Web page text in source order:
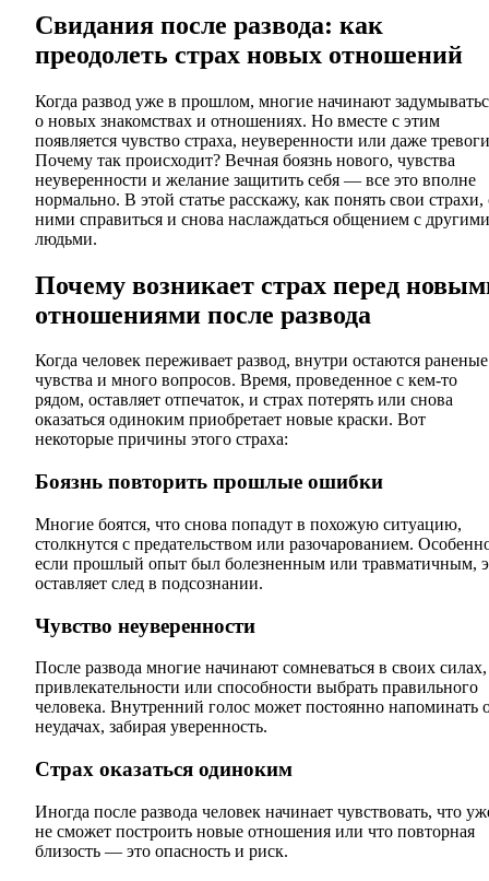
Свидания после развода: как
преодолеть страх новых отношений
Когда развод уже в прошлом, многие начинают
о новых знакомствах и отношениях. Но вместе с этим
появляется чувство страха, неуверенности или даже
Почему так происходит? Вечная боязнь нового, чувства
неуверенности и желание защитить себя — все это вполне
нормально. В этой статье расскажу, как понять свои страхи,
ними справиться и снова наслаждаться общением с другими
людьми.
Почему возникает страх перед
отношениями после развода
Когда человек переживает развод, внутри остаются раненые
чувства и много вопросов. Время, проведенное с кем-то
рядом, оставляет отпечаток, и страх потерять или снова
оказаться одиноким приобретает новые краски. Вот
некоторые причины этого страха:
Боязнь повторить прошлые ошибки
Многие боятся, что снова попадут в похожую ситуацию,
столкнутся с предательством или разочарованием.
если прошлый опыт был болезненным или травматичным,
оставляет след в подсознании.
Чувство неуверенности
После развода многие начинают сомневаться в своих силах,
привлекательности или способности выбрать правильного
человека. Внутренний голос может постоянно напоминать
неудачах, забирая уверенность.
Страх оказаться одиноким
Иногда после развода человек начинает чувствовать, что
не сможет построить новые отношения или что повторная
близость — это опасность и риск.